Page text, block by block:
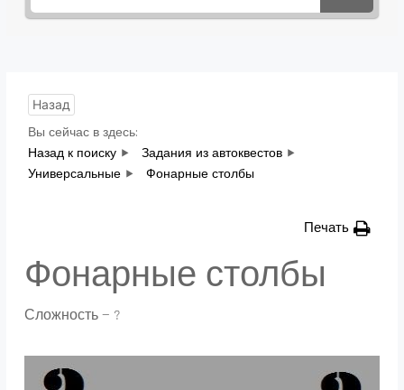
Назад
Вы сейчас в здесь:
Назад к поиску
Задания из автоквестов
Универсальные
Фонарные столбы
Печать
Фонарные столбы
Сложность — ?